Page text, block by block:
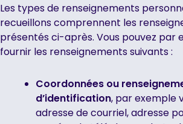
‍Les types de renseignements
recueillons comprennent les
présentés ci-après. Vous pouvez par
fournir les renseignements suivants :
Coordonnées ou
d’identification, par exemple
adresse de courriel, adresse